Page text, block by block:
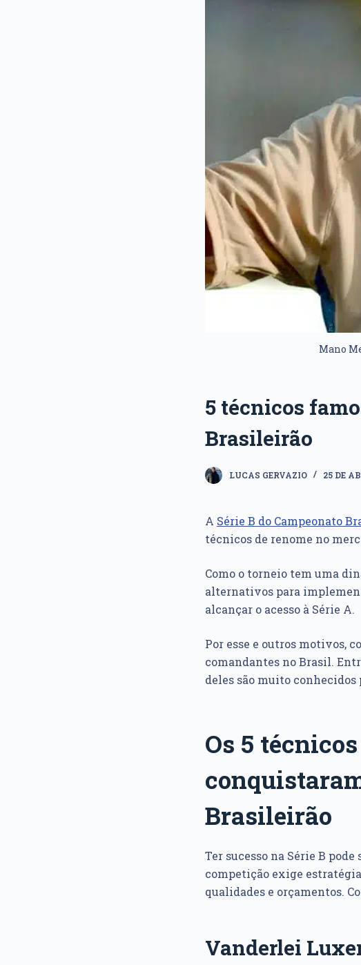
Mano
5 técnicos
Brasileirão
LUCAS GERVAZIO 25 DE
A Série B do Campeonato
técnicos de renome no
Como o torneio tem uma
alternativos para
alcançar o acesso à Série A.
Por esse e outros motivos,
comandantes no Brasil.
deles são muito conhecidos
Os 5
Brasileirão
Ter sucesso na Série B
competição exige
qualidades e orçamentos.
Vanderlei